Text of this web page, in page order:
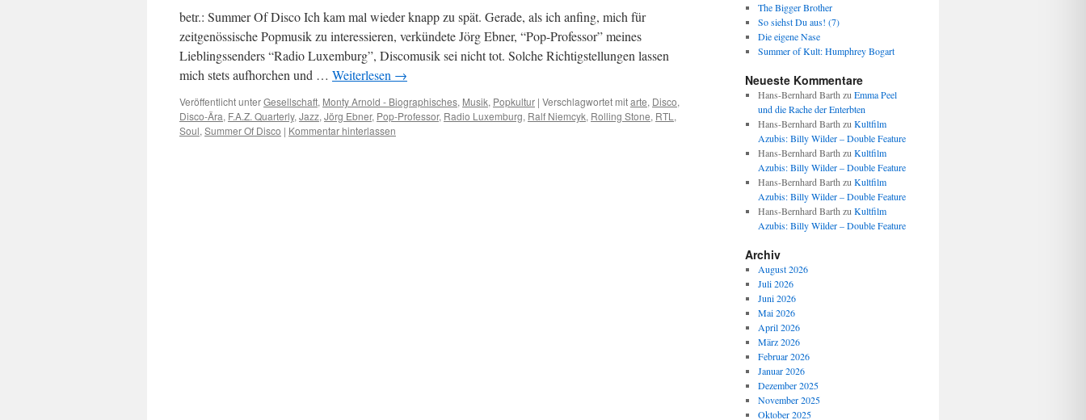
betr.: Summer Of Disco Ich kam mal wieder knapp zu spät. Gerade, als ich anfing, mich für
zeitgenössische Popmusik zu interessieren, verkündete Jörg Ebner, “Pop-Professor” meines
Lieblingssenders “Radio Luxemburg”, Discomusik sei nicht tot. Solche Richtigstellungen lassen
mich stets aufhorchen und … Weiterlesen →
Veröffentlicht unterGesellschaft, Monty Arnold - Biographisches, Musik, Popkultur | Verschlagwortet mitarte, Disco,
Disco-Ära, F.A.Z. Quarterly, Jazz, Jörg Ebner, Pop-Professor, Radio Luxemburg, Ralf Niemcyk, Rolling Stone, RTL ,
Soul, Summer Of Disco | Kommentar hinterlassen
The Bigger Brother
So siehst Du aus! (7)
Die eigene Nase
Summer of Kult: Humphrey Bogart
Neueste Kommentare
Hans-Bernhard Barth zu Emma Peel
und die Rache der Enterbten
Hans-Bernhard Barth zu Kultfilm
Azubis: Billy Wilder – Double Feature
Hans-Bernhard Barth zu Kultfilm
Azubis: Billy Wilder – Double Feature
Hans-Bernhard Barth zu Kultfilm
Azubis: Billy Wilder – Double Feature
Hans-Bernhard Barth zu Kultfilm
Azubis: Billy Wilder – Double Feature
Archiv
August 2026
Juli 2026
Juni 2026
Mai 2026
April 2026
März 2026
Februar 2026
Januar 2026
Dezember 2025
November 2025
Oktober 2025